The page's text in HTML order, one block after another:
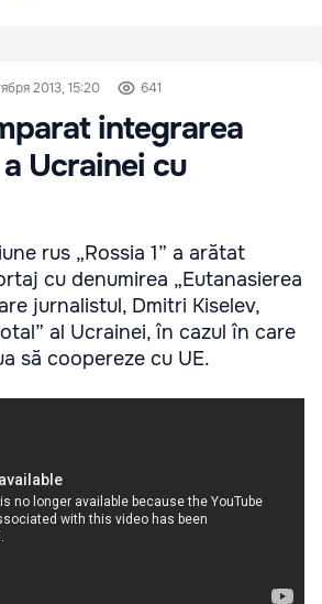
2013, 15:20 641
integrarea
Ucrainei cu
rus „Rossia 1” a arătat
cu denumirea „Eutanasierea
jurnalistul, Dmitri Kiselev,
al Ucrainei, în cazul în care
să coopereze cu UE.